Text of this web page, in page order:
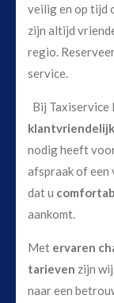
veilig en op tijd
zijn altijd
regio.
service.
Bij Taxiservice
nodig heeft
afspraak of een
dat u
aankomt.
Met ervaren
tarieven zijn
naar een